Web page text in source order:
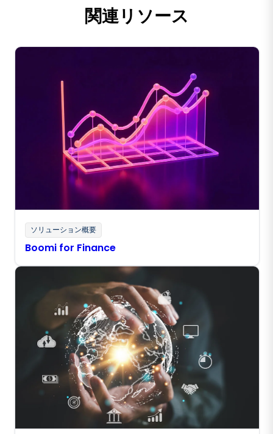
関連リソース
ソリューション概要
Boomi for Finance